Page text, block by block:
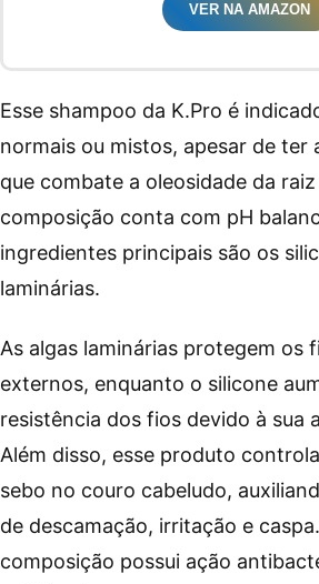
VER NA AMAZON
Esse shampoo da K.Pro é
normais ou mistos, apesar de ter
que combate a oleosidade da
composição conta com pH
ingredientes principais são os
laminárias.
As algas laminárias protegem os
externos, enquanto o silicone
resistência dos fios devido à sua
Além disso, esse produto
sebo no couro cabeludo,
de descamação, irritação e
composição possui ação